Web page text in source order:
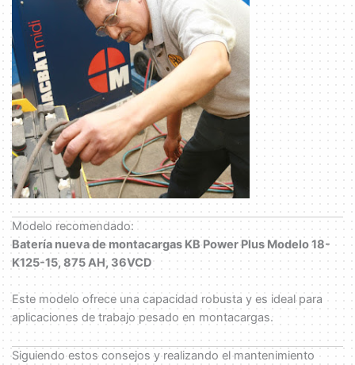
Modelo recomendado:
Batería nueva de montacargas KB Power Plus Modelo 18-
K125-15, 875 AH, 36VCD
Este modelo ofrece una capacidad robusta y es ideal para
aplicaciones de trabajo pesado en montacargas.
Siguiendo estos consejos y realizando el mantenimiento